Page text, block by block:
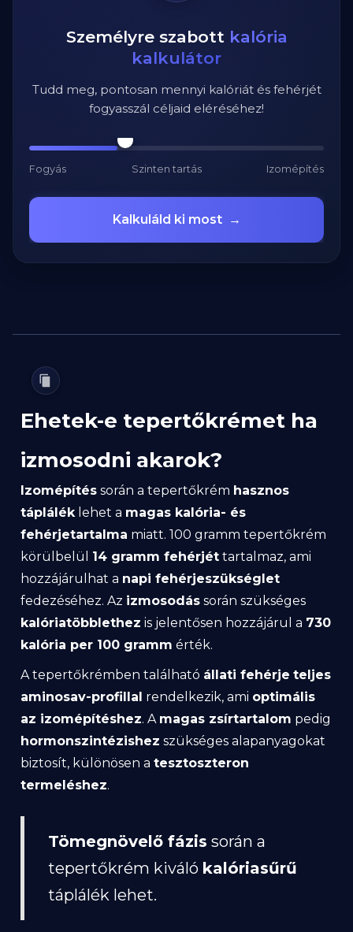
Személyre szabott kalória
kalkulátor
Tudd meg, pontosan mennyi kalóriát és fehérjét
fogyasszál céljaid eléréséhez!
Fogyás Szinten tartás Izomépítés
Kalkuláld ki most →
Ehetek-e tepertőkrémet ha
izmosodni akarok?
Izomépítés során a tepertőkrém hasznos
táplálék lehet a magas kalória- és
fehérjetartalma miatt. 100 gramm tepertőkrém
körülbelül 14 gramm fehérjét tartalmaz, ami
hozzájárulhat a napi fehérjeszükséglet
fedezéséhez. Az izmosodás során szükséges
kalóriatöbblethez is jelentősen hozzájárul a 730
kalória per 100 gramm érték.
A tepertőkrémben található állati fehérje teljes
aminosav-profillal rendelkezik, ami optimális
az izomépítéshez. A magas zsírtartalom pedig
hormonszintézishez szükséges alapanyagokat
biztosít, különösen a tesztoszteron
termeléshez.
Tömegnövelő fázis során a
tepertőkrém kiváló kalóriasűrű
táplálék lehet.